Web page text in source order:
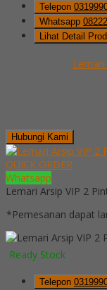
Telepon
Whatsapp
Lihat Detail
Hubungi Kami
QUICK ORDER
Whatsapp
Lemari Arsip VIP 2
*Pemesanan dapat
Ready Stock
Telepon